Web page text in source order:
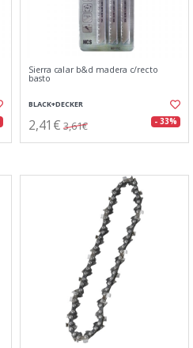
Sierra calar b&d madera c/recto
basto
BLACK+DECKER
2,41€ 3,61€ - 33%